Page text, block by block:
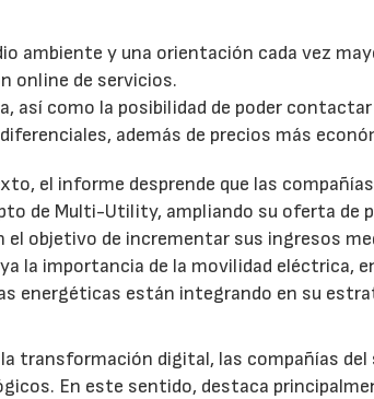
ambiente y una orientación cada vez
online de servicios.
así como la posibilidad de poder
además de precios más
el informe desprende que las
de Multi-Utility, ampliando su oferta de
el objetivo de incrementar sus ingresos
la importancia de la movilidad eléctrica,
energéticas están integrando en su
transformación digital, las compañías
En este sentido, destaca
28/07/2026